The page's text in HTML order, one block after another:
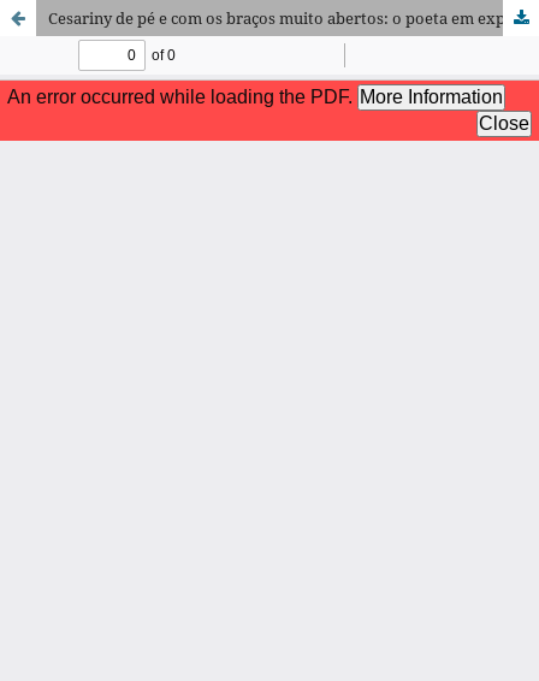
Cesariny de pé e com os braços muito abertos: o poeta em expansão